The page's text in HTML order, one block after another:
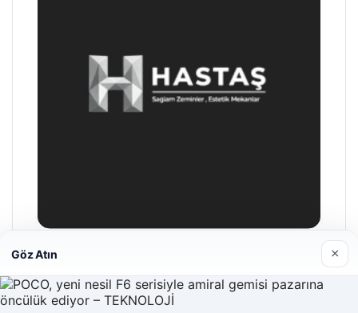
Hastaş Beton
26/05/2026
Göz Atın ×